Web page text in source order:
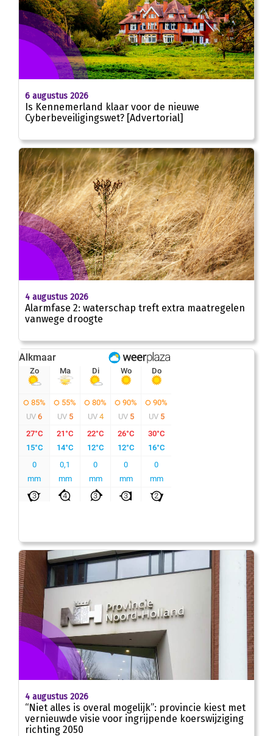
6 augustus 2026
Is Kennemerland klaar voor de nieuwe
Cyberbeveiligingswet? [Advertorial]
4 augustus 2026
Alarmfase 2: waterschap treft extra maatregelen
vanwege droogte
4 augustus 2026
“Niet alles is overal mogelijk”: provincie kiest met
vernieuwde visie voor ingrijpende koerswijziging
richting 2050